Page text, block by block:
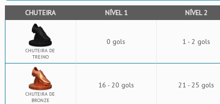
CHUTEIRA NÍVEL 1 NÍVEL 2
CHUTEIRA DE
TREINO
0 gols 1 - 2 gols
CHUTEIRA DE
BRONZE
16 - 20 gols 21 - 25 gols